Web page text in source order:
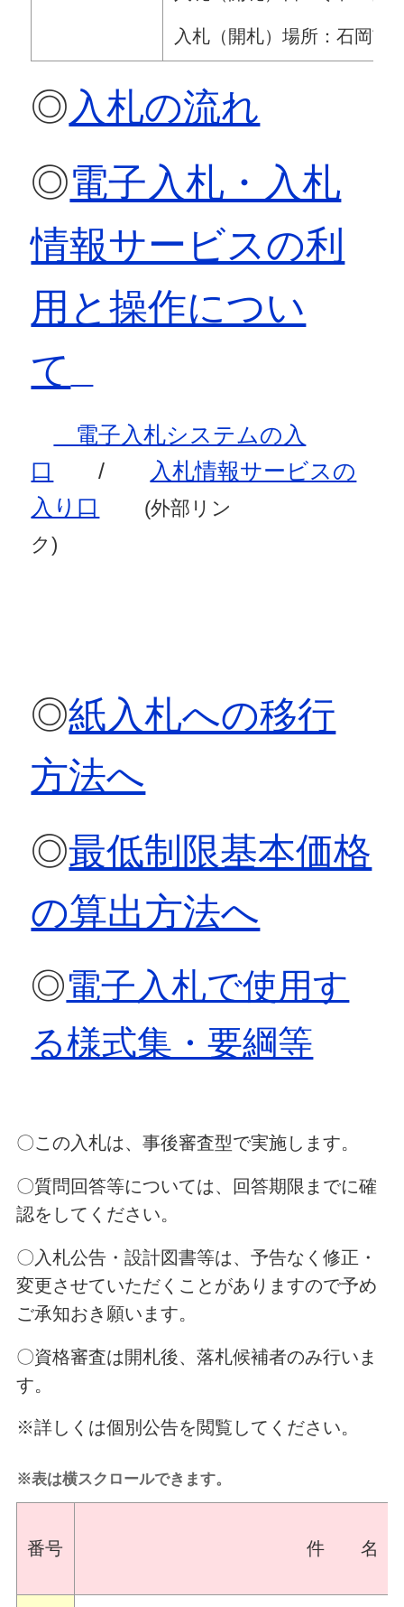
入札（開札）場所：石岡
◎入札の流れ
◎電子入札・入札
情報サービスの利
用と操作につい
て
電子入札システムの入
口
/
入札情報サービスの
入り口
(外部リン
ク)
◎紙入札への移行
方法へ
◎最低制限基本価格
の算出方法へ
◎電子入札で使用す
る様式集・要綱等
〇この入札は、事後審査型で実施します。
〇質問回答等については、回答期限までに確
認をしてください。
〇入札公告・設計図書等は、予告なく修正・
変更させていただくことがありますので予め
ご承知おき願います。
〇資格審査は開札後、落札候補者のみ行いま
す。
※詳しくは個別公告を閲覧してください。
※表は横スクロールできます。
番号 件 名